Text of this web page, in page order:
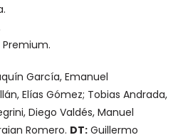
Premium.
García, Emanuel
Elías Gómez; Tobias Andrada,
Diego Valdés, Manuel
Romero. DT: Guillermo